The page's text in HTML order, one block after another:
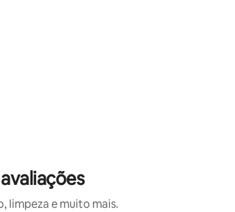
limpeza e muito mais.